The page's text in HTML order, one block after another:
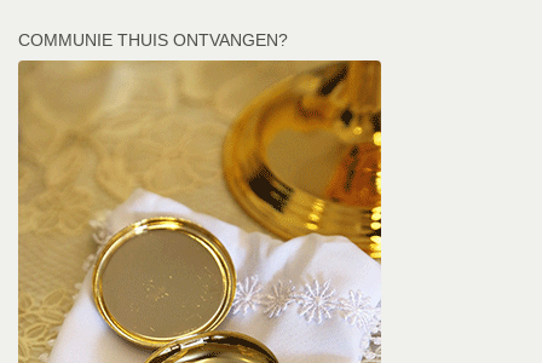
COMMUNIE THUIS ONTVANGEN?